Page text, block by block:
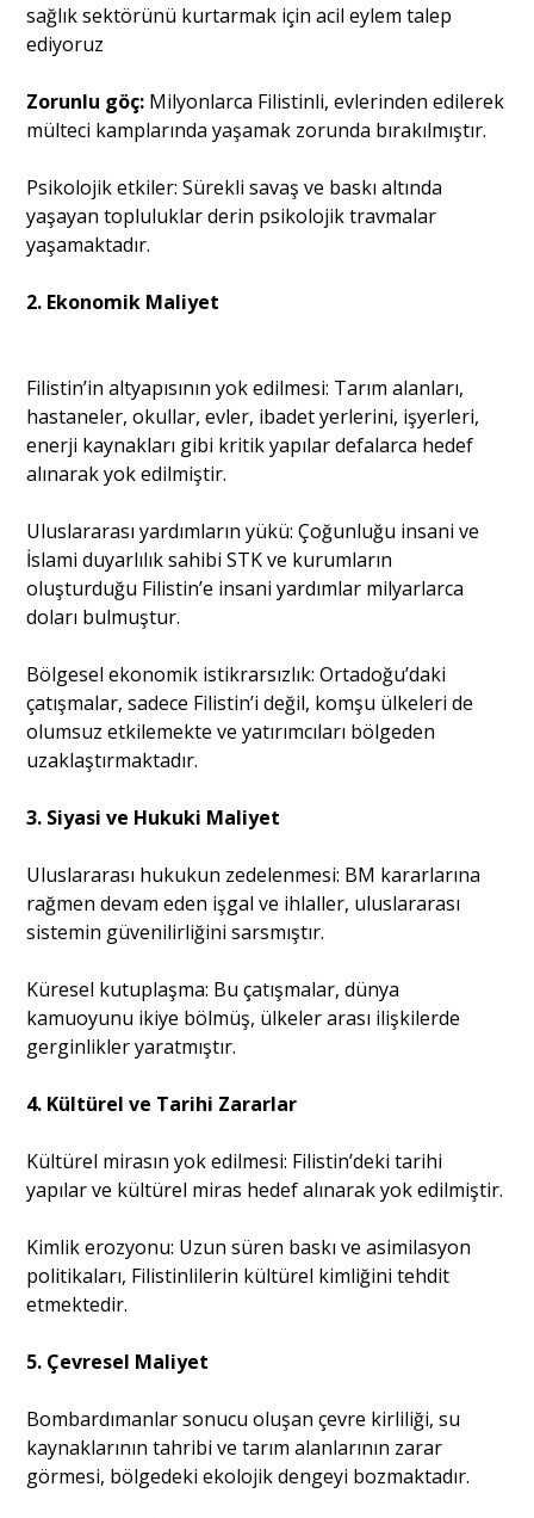
sağlık sektörünü kurtarmak için acil eylem talep
ediyoruz
Zorunlu göç: Milyonlarca Filistinli, evlerinden edilerek
mülteci kamplarında yaşamak zorunda bırakılmıştır.
Psikolojik etkiler: Sürekli savaş ve baskı altında
yaşayan topluluklar derin psikolojik travmalar
yaşamaktadır.
2. Ekonomik Maliyet
Filistin’in altyapısının yok edilmesi: Tarım alanları,
hastaneler, okullar, evler, ibadet yerlerini, işyerleri,
enerji kaynakları gibi kritik yapılar defalarca hedef
alınarak yok edilmiştir.
Uluslararası yardımların yükü: Çoğunluğu insani ve
İslami duyarlılık sahibi STK ve kurumların
oluşturduğu Filistin’e insani yardımlar milyarlarca
doları bulmuştur.
Bölgesel ekonomik istikrarsızlık: Ortadoğu’daki
çatışmalar, sadece Filistin’i değil, komşu ülkeleri de
olumsuz etkilemekte ve yatırımcıları bölgeden
uzaklaştırmaktadır.
3. Siyasi ve Hukuki Maliyet
Uluslararası hukukun zedelenmesi: BM kararlarına
rağmen devam eden işgal ve ihlaller, uluslararası
sistemin güvenilirliğini sarsmıştır.
Küresel kutuplaşma: Bu çatışmalar, dünya
kamuoyunu ikiye bölmüş, ülkeler arası ilişkilerde
gerginlikler yaratmıştır.
4. Kültürel ve Tarihi Zararlar
Kültürel mirasın yok edilmesi: Filistin’deki tarihi
yapılar ve kültürel miras hedef alınarak yok edilmiştir.
Kimlik erozyonu: Uzun süren baskı ve asimilasyon
politikaları, Filistinlilerin kültürel kimliğini tehdit
etmektedir.
5. Çevresel Maliyet
Bombardımanlar sonucu oluşan çevre kirliliği, su
kaynaklarının tahribi ve tarım alanlarının zarar
görmesi, bölgedeki ekolojik dengeyi bozmaktadır.